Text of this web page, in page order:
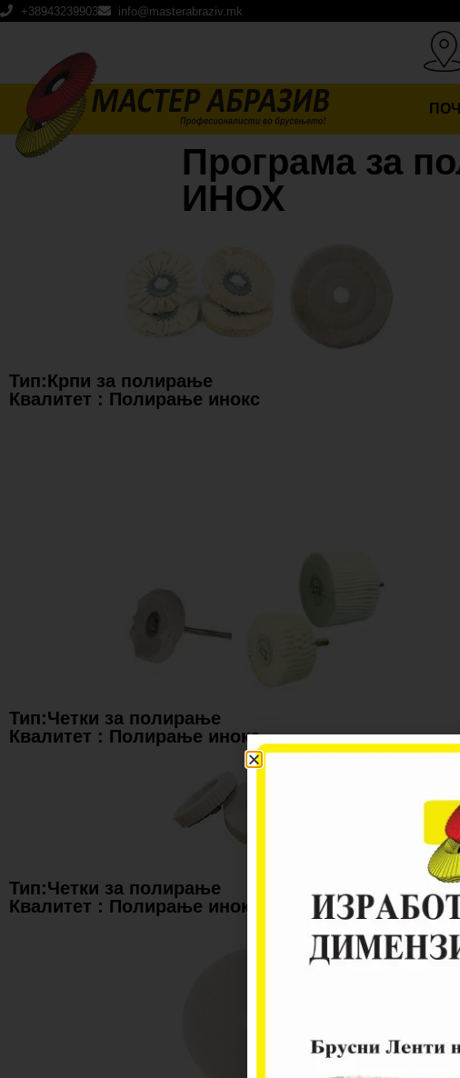
+38943239903 info@masterabraziv.mk
Програма за
ИНОХ
Тип:Крпи за полирање
Квалитет : Полирање инокс
Тип:Четки за полирање
Квалитет : Полирање инокс
Тип:Четки за полирање
Квалитет : Полирање инокс